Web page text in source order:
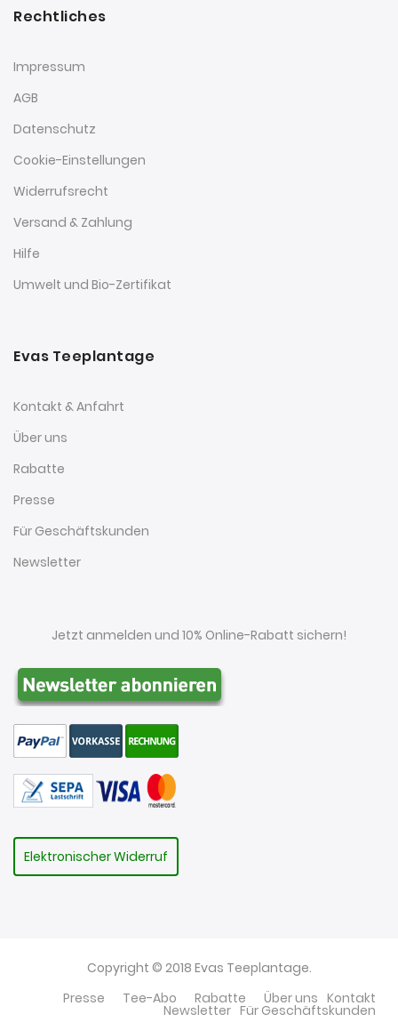
Rechtliches
Impressum
AGB
Datenschutz
Cookie-Einstellungen
Widerrufsrecht
Versand & Zahlung
Hilfe
Umwelt und Bio-Zertifikat
Evas Teeplantage
Kontakt & Anfahrt
Über uns
Rabatte
Presse
Für Geschäftskunden
Newsletter
Jetzt anmelden und 10% Online-Rabatt sichern!
Elektronischer Widerruf
Copyright © 2018 Evas Teeplantage.
Kontakt
Über uns
Rabatte
Tee-Abo
Presse
Für Geschäftskunden
Newsletter